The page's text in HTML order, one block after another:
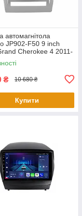
автомагнітола
JP902-F50 9 inch
Cherokee 4 2011-
₴ 10 680 ₴
Купити